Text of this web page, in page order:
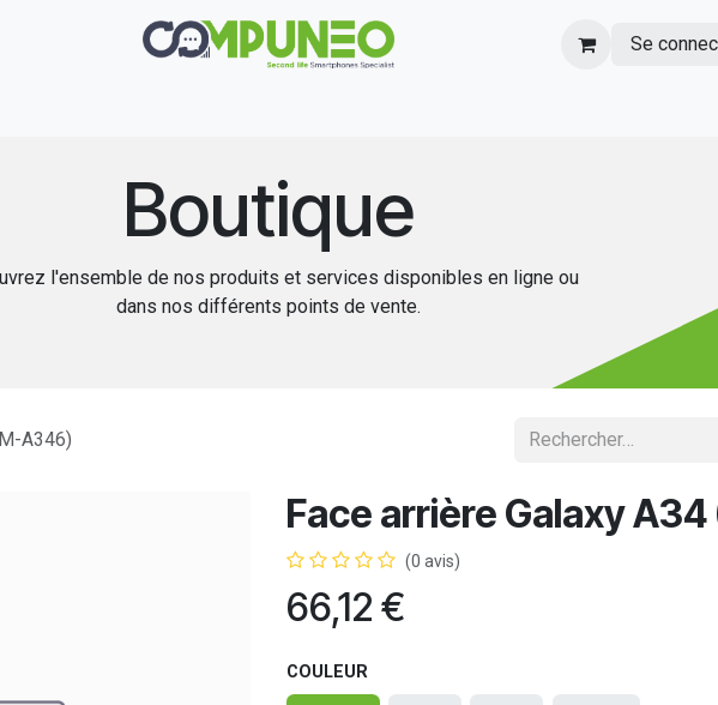
Se
Boutique
l'ensemble de nos produits et services disponibles en ligne ou
dans nos différents points de vente.
A346)
Face arrière Galaxy
(0 avis)
66,12 €
COULEUR